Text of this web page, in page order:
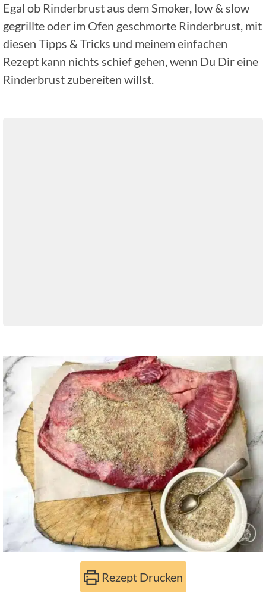
Egal ob Rinderbrust aus dem Smoker, low & slow
gegrillte oder im Ofen geschmorte Rinderbrust, mit
diesen Tipps & Tricks und meinem einfachen
Rezept kann nichts schief gehen, wenn Du Dir eine
Rinderbrust zubereiten willst.
Rezept Drucken